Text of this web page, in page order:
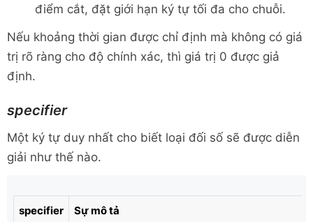
điểm cắt, đặt giới hạn ký tự tối đa cho chuỗi.
Nếu khoảng thời gian được chỉ định mà không có giá
trị rõ ràng cho độ chính xác, thì giá trị 0 được giả
định.
specifier
Một ký tự duy nhất cho biết loại đối số sẽ được diễn
giải như thế nào.
specifier Sự mô tả